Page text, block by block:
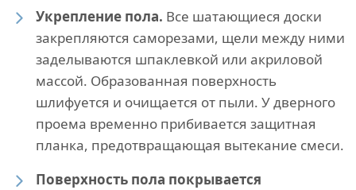
Укрепление пола. Все шатающиеся доски
закрепляются саморезами, щели между ними
заделываются шпаклевкой или акриловой
массой. Образованная поверхность
шлифуется и очищается от пыли. У дверного
проема временно прибивается защитная
планка, предотвращающая вытекание смеси.
Поверхность пола покрывается